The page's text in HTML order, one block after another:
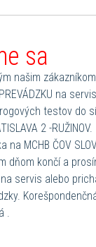
sa
našim
na
testov do
2 -RUŽINOV.
na MCHB ČOV
dňom končí a
servis alebo
.